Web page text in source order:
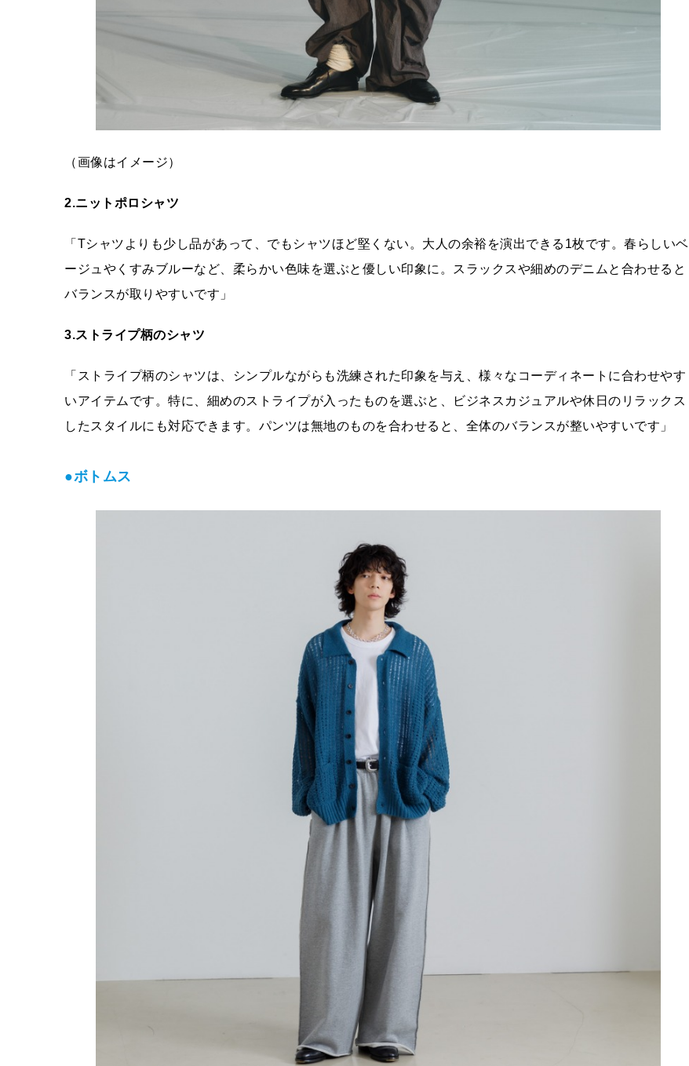
（画像はイメージ）
2.ニットポロシャツ
「Tシャツよりも少し品があって、でもシャツほど堅くない。大人の余裕を演出できる1枚です。春らしいベ
ージュやくすみブルーなど、柔らかい色味を選ぶと優しい印象に。スラックスや細めのデニムと合わせると
バランスが取りやすいです」
3.ストライプ柄のシャツ
「ストライプ柄のシャツは、シンプルながらも洗練された印象を与え、様々なコーディネートに合わせやす
いアイテムです。特に、細めのストライプが入ったものを選ぶと、ビジネスカジュアルや休日のリラックス
したスタイルにも対応できます。パンツは無地のものを合わせると、全体のバランスが整いやすいです」
●ボトムス